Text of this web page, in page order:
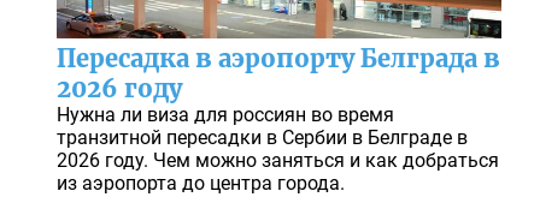
Пересадка в аэропорту Белграда в
2026 году
Нужна ли виза для россиян во время
транзитной пересадки в Сербии в Белграде в
2026 году. Чем можно заняться и как добраться
из аэропорта до центра города.